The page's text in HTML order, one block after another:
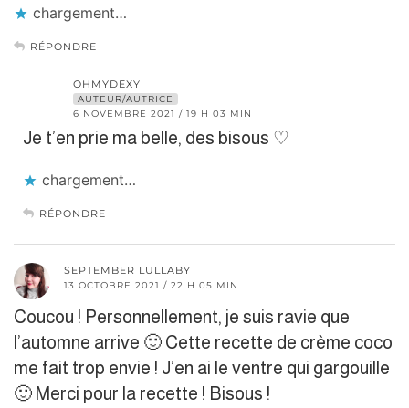
chargement…
RÉPONDRE
OHMYDEXY
AUTEUR/AUTRICE
6 NOVEMBRE 2021 / 19 H 03 MIN
Je t’en prie ma belle, des bisous ♡
chargement…
RÉPONDRE
SEPTEMBER LULLABY
13 OCTOBRE 2021 / 22 H 05 MIN
Coucou ! Personnellement, je suis ravie que
l’automne arrive 🙂 Cette recette de crème coco
me fait trop envie ! J’en ai le ventre qui gargouille
🙂 Merci pour la recette ! Bisous !